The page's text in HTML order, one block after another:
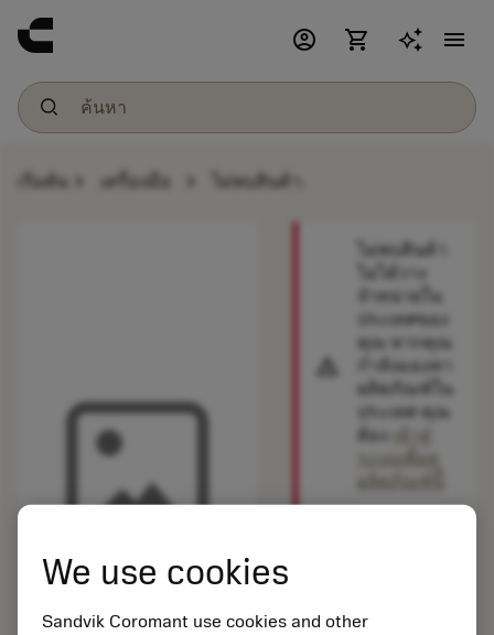
account_circle shopping_cart menu
เริ่มต้น เครื่องมือ ไม่พบสินค้า.
warning
ไม่พบสินค้า
ไม่ได้วาง
จำหน่ายใน
ประเทศของ
คุณ หากคุณ
กำลังมองหา
ผลิตภัณฑ์ใน
ประเทศ คุณ
ต้อง
ระบบเพื่อดู
ผลิตภัณฑ์นี้
We use cookies
Sandvik Coromant use cookies and other